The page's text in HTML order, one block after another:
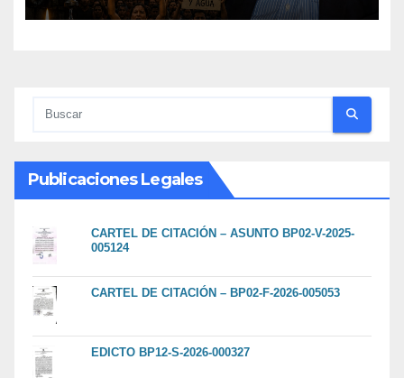
Publicaciones Legales
CARTEL DE CITACIÓN – ASUNTO BP02-V-2025-
005124
CARTEL DE CITACIÓN – BP02-F-2026-005053
EDICTO BP12-S-2026-000327